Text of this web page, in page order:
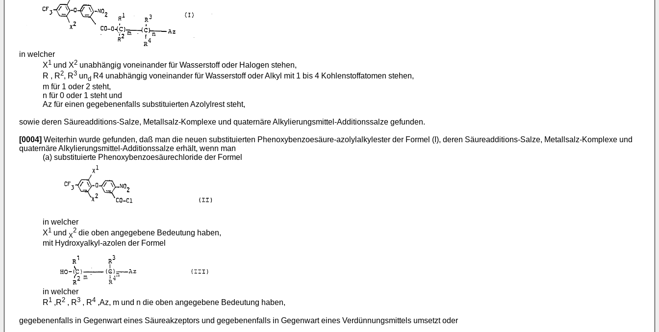
in welcher
X1 und X2 unabhängig voneinander für Wasserstoff oder Halogen stehen,
R , R2, R3 und R4 unabhängig voneinander für Wasserstoff oder Alkyl mit 1 bis 4 Kohlenstoffatomen stehen,
m für 1 oder 2 steht,
n für 0 oder 1 steht und
Az für einen gegebenenfalls substituierten Azolylrest steht,
sowie deren Säureadditions-Salze, Metallsalz-Komplexe und quaternäre Alkylierungsmittel-Additionssalze gefunden.
[0004] Weiterhin wurde gefunden, daß man die neuen substituierten Phenoxybenzoesäure-azolylalkylester der Formel (I), deren Säureadditions-Salze, Metallsalz-Komplexe und
quaternäre Alkylierungsmittel-Additionssalze erhält, wenn man
(a) substituierte Phenoxybenzoesäurechloride der Formel
in welcher
X1 und X
2 die oben angegebene Bedeutung haben,
mit Hydroxyalkyl-azolen der Formel
in welcher
R1 ,R2 , R3 , R4 ,Az, m und n die oben angegebene Bedeutung haben,
gegebenenfalls in Gegenwart eines Säureakzeptors und gegebenenfalls in Gegenwart eines Verdünnungsmittels umsetzt oder